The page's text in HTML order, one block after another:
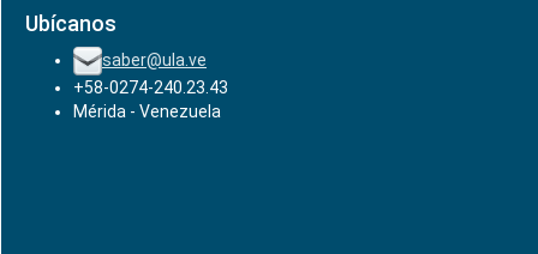
Ubícanos
saber@ula.ve
+58-0274-240.23.43
Mérida - Venezuela